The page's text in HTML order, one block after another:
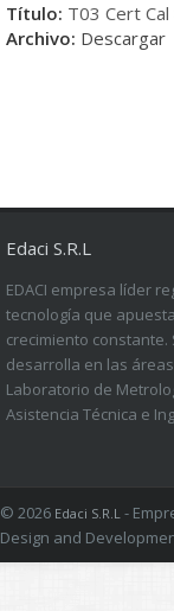
Título: T03 Cert Cal
Archivo: Descargar
Edaci S.R.L
EDACI empresa líder
tecnología que
crecimiento constante.
desarrolla en las
Laboratorio de
Asistencia Técnica e
© 2026 Edaci S.R.L -
Design and